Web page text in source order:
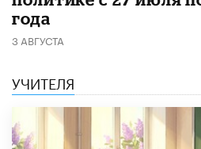
года
3 АВГУСТА
УЧИТЕЛЯ